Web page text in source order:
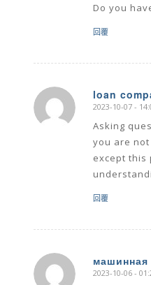
Do you
回覆
loan
says:
2023-10-07 -
Asking
you are
except this
回覆
машинная
says:
2023-10-06 -